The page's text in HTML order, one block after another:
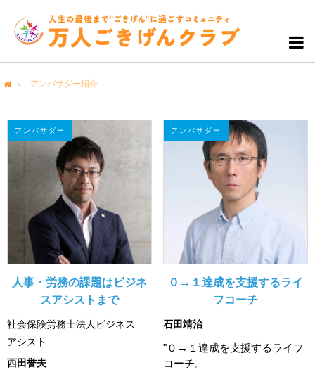
アンバサダー紹介
アンバサダー
人事・労務の課題はビジネ
スアシストまで
社会保険労務士法人ビジネス
アシスト
西田誉夫
アンバサダー
０→１達成を支援するライ
フコーチ
石田靖治
"０→１達成を支援するライフ
コーチ。